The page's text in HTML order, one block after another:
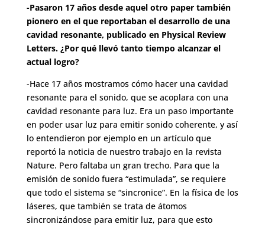
-Pasaron 17 años desde aquel otro paper también
pionero en el que reportaban el desarrollo de una
cavidad resonante, publicado en Physical Review
Letters. ¿Por qué llevó tanto tiempo alcanzar el
actual logro?
-Hace 17 años mostramos cómo hacer una cavidad
resonante para el sonido, que se acoplara con una
cavidad resonante para luz. Era un paso importante
en poder usar luz para emitir sonido coherente, y así
lo entendieron por ejemplo en un artículo que
reportó la noticia de nuestro trabajo en la revista
Nature. Pero faltaba un gran trecho. Para que la
emisión de sonido fuera “estimulada”, se requiere
que todo el sistema se “sincronice”. En la física de los
láseres, que también se trata de átomos
sincronizándose para emitir luz, para que esto